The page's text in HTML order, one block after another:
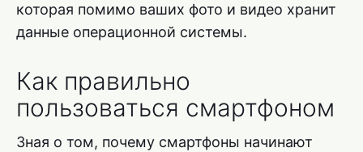
которая помимо ваших фото и видео хранит
данные операционной системы.
Как правильно
пользоваться смартфоном
Зная о том, почему смартфоны начинают